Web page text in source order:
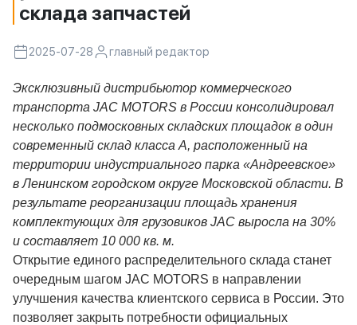
склада запчастей
2025-07-28 главный редактор
Эксклюзивный дистрибьютор коммерческого
транспорта JAC MOTORS в России консолидировал
несколько подмосковных складских площадок в один
современный склад класса А, расположенный на
территории индустриального парка «Андреевское»
в Ленинском городском округе Московской области. В
результате реорганизации площадь хранения
комплектующих для грузовиков JAC выросла на 30%
и составляет 10 000 кв. м.
Открытие единого распределительного склада станет
очередным шагом JAC MOTORS в направлении
улучшения качества клиентского сервиса в России. Это
позволяет закрыть потребности официальных